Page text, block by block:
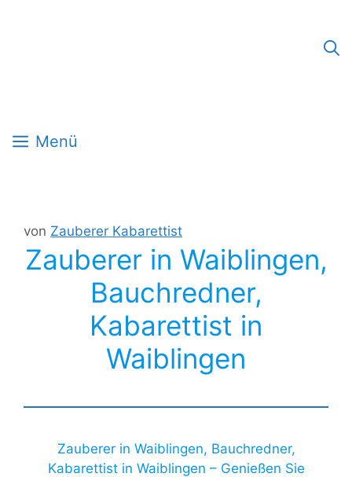
Menü
von Zauberer Kabarettist
Zauberer in Waiblingen,
Bauchredner,
Kabarettist in
Waiblingen
Zauberer in Waiblingen, Bauchredner,
Kabarettist in Waiblingen – Genießen Sie